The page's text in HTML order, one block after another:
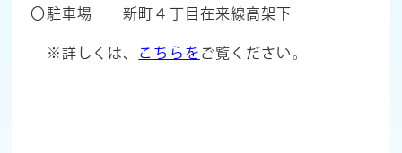
〇駐車場 新町４丁目在来線高架下
※詳しくは、こちらをご覧ください。